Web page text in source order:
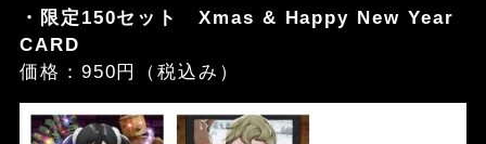
・限定150セット Xmas & Happy New Year
CARD
価格：950円（税込み）